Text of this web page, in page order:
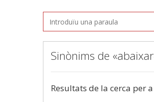
Sinònims de
Resultats de la cerca per a